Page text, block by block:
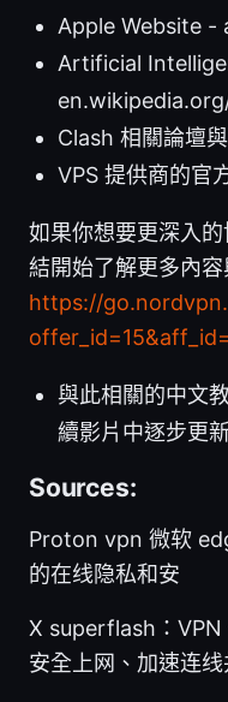
Apple Website -
Artificial
Clash 相關論壇
VPS 提供商的官
如果你想要更深入
結開始了解更多內容
https://
與此相關的中文
續影片中逐步更
Sources:
Proton vpn 微软
的在线隐私和安
X superflash：VPN
安全上网、加速连